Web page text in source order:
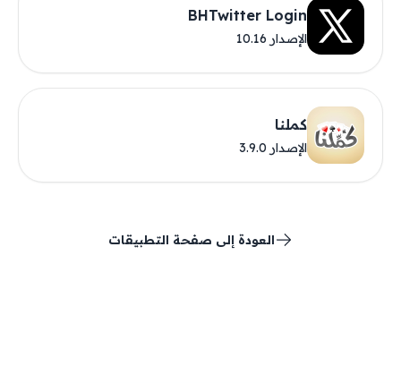
BHTwitter Login
الإصدار 10.16
كملنا
الإصدار 3.9.0
العودة إلى صفحة التطبيقات